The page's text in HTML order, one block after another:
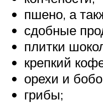
пшено, а
сдобные
плитки
крепкий
орехи и
грибы;